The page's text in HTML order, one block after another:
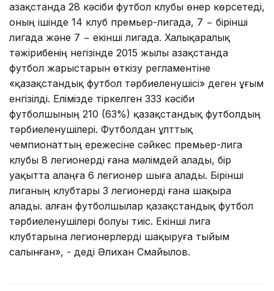
Қазақстанда 28 кәсіби футбол клубы өнер көрсетеді,
оның ішінде 14 клуб премьер-лигада, 7 − бірінші
лигада және 7 − екінші лигада. Халықаралық
тәжірибенің негізінде 2015 жылы Қазақстанда
футбол жарыстарын өткізу регламентіне
«қазақстандық футбол тәрбиеленушісі» деген ұғым
енгізілді. Елімізде тіркелген 333 кәсіби
футболшының 210 (63%) қазақстандық футболдың
тәрбиеленушілері. Футболдан ұлттық
чемпионаттың ережесіне сәйкес премьер-лига
клубы 8 легионерді ғана мәлімдей алады, бір
уақытта алаңға 6 легионер шыға алады. Бірінші
лиганың клубтары 3 легионерді ғана шақыра
алады. Қалған футболшылар қазақстандық футбол
тәрбиеленушілері болуы тиіс. Екінші лига
клубтарына легионерлерді шақыруға тыйым
салынған», - деді Әлихан Смайылов.